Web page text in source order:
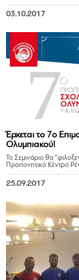
03.10.2017
Έρχεται το 7ο
Ολυμπιακού!
Το Σεμινάριο θα
Προπονητικό Κέντρο
25.09.2017